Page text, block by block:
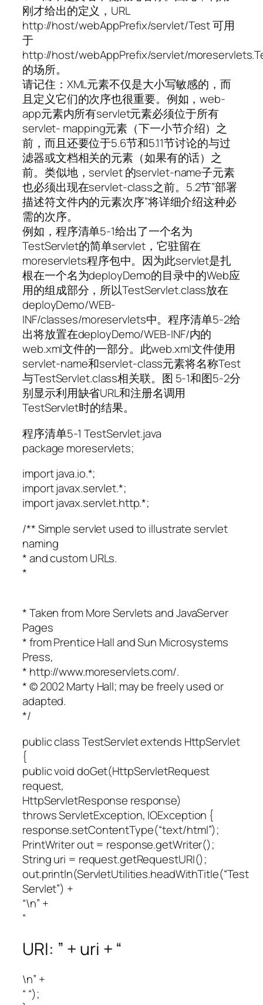
刚才给出的定义，URL
http://host/webAppPrefix/servlet/Test 可用
于
http://host/webAppPrefix/servlet/
的场所。
请记住：XML元素不仅是大小写敏感的，而
且定义它们的次序也很重要。例如，web-
app元素内所有servlet元素必须位于所有
servlet- mapping元素（下一小节介绍）之
前，而且还要位于5.6节和5.11节讨论的与过
滤器或文档相关的元素（如果有的话）之
前。类似地，servlet 的servlet-name子元素
也必须出现在servlet-class之前。5.2节”部署
描述符文件内的元素次序”将详细介绍这种必
需的次序。
例如，程序清单5-1给出了一个名为
TestServlet的简单servlet，它驻留在
moreservlets程序包中。因为此servlet是扎
根在一个名为deployDemo的目录中的Web应
用的组成部分，所以TestServlet.class放在
deployDemo/WEB-
INF/classes/moreservlets中。程序清单5-2给
出将放置在deployDemo/WEB-INF/内的
web.xml文件的一部分。此web.xml文件使用
servlet-name和servlet-class元素将名称Test
与TestServlet.class相关联。图 5-1和图5-2分
别显示利用缺省URL和注册名调用
TestServlet时的结果。
程序清单5-1 TestServlet.java
package moreservlets;
import java.io.*;
import javax.servlet.*;
import javax.servlet.http.*;
/** Simple servlet used to illustrate servlet
naming
* and custom URLs.
*
* Taken from More Servlets and JavaServer
Pages
* from Prentice Hall and Sun Microsystems
Press,
* http://www.moreservlets.com/.
* © 2002 Marty Hall; may be freely used or
adapted.
*/
public class TestServlet extends HttpServlet
{
public void doGet(HttpServletRequest
request,
HttpServletResponse response)
throws ServletException, IOException {
response.setContentType(“text/html”);
PrintWriter out = response.getWriter();
String uri = request.getRequestURI();
out.println(ServletUtilities.headWithTitle(“Test
Servlet”) +
“\n” +
“
URI: ” + uri + “
\n” +
“ “);